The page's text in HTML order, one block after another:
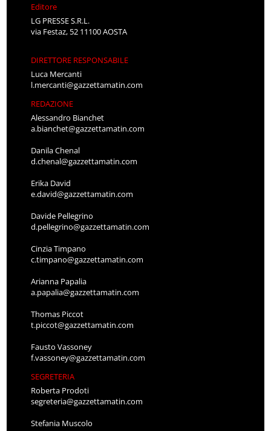
Editore
LG PRESSE S.R.L.
via Festaz, 52 11100 AOSTA
DIRETTORE RESPONSABILE
Luca Mercanti
l.mercanti@gazzettamatin.com
REDAZIONE
Alessandro Bianchet
a.bianchet@gazzettamatin.com
Danila Chenal
d.chenal@gazzettamatin.com
Erika David
e.david@gazzettamatin.com
Davide Pellegrino
d.pellegrino@gazzettamatin.com
Cinzia Timpano
c.timpano@gazzettamatin.com
Arianna Papalia
a.papalia@gazzettamatin.com
Thomas Piccot
t.piccot@gazzettamatin.com
Fausto Vassoney
f.vassoney@gazzettamatin.com
SEGRETERIA
Roberta Prodoti
segreteria@gazzettamatin.com
Stefania Muscolo